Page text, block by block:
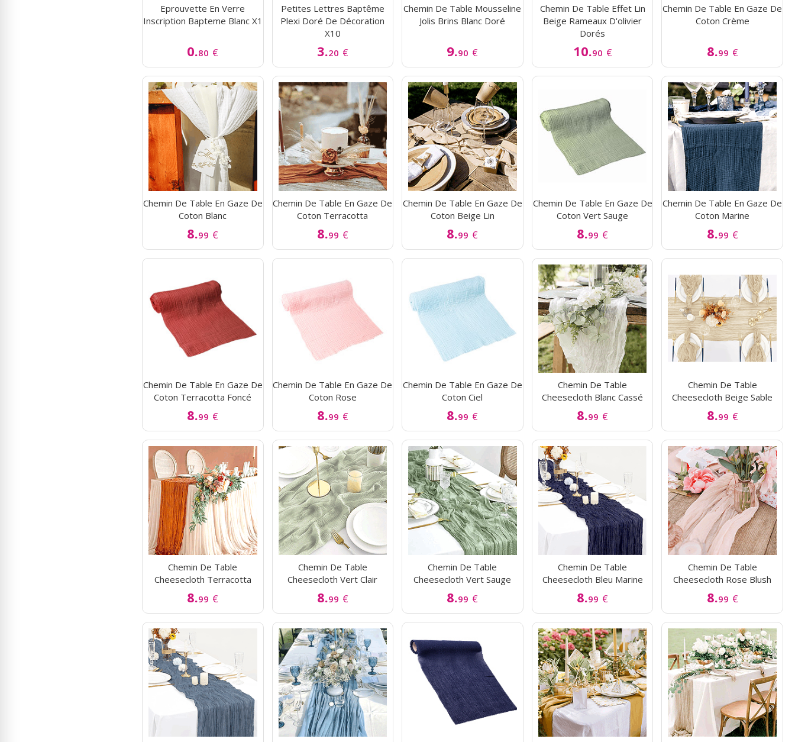
Eprouvette En Verre
Inscription Bapteme Blanc X1
0.80 €
Petites Lettres Baptême
Plexi Doré De Décoration
X10
3.20 €
Chemin De Table Mousseline
Jolis Brins Blanc Doré
9.90 €
Chemin De Table Effet Lin
Beige Rameaux D'olivier
Dorés
10.90 €
Chemin De Table En Gaze De
Coton Crème
8.99 €
Chemin De Table En Gaze De
Coton Blanc
8.99 €
Chemin De Table En Gaze De
Coton Terracotta
8.99 €
Chemin De Table En Gaze De
Coton Beige Lin
8.99 €
Chemin De Table En Gaze De
Coton Vert Sauge
8.99 €
Chemin De Table En Gaze De
Coton Marine
8.99 €
Chemin De Table En Gaze De
Coton Terracotta Foncé
8.99 €
Chemin De Table En Gaze De
Coton Rose
8.99 €
Chemin De Table En Gaze De
Coton Ciel
8.99 €
Chemin De Table
Cheesecloth Blanc Cassé
8.99 €
Chemin De Table
Cheesecloth Beige Sable
8.99 €
Chemin De Table
Cheesecloth Terracotta
8.99 €
Chemin De Table
Cheesecloth Vert Clair
8.99 €
Chemin De Table
Cheesecloth Vert Sauge
8.99 €
Chemin De Table
Cheesecloth Bleu Marine
8.99 €
Chemin De Table
Cheesecloth Rose Blush
8.99 €